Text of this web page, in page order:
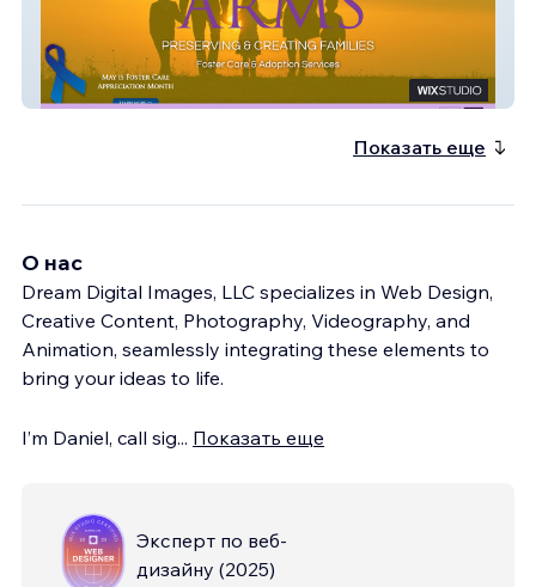
Operation Open Arms
Показать еще
О нас
Dream Digital Images, LLC specializes in Web Design,
Creative Content, Photography, Videography, and
Animation, seamlessly integrating these elements to
bring your ideas to life.
I’m Daniel, call sig... Показать еще
Эксперт по веб-
дизайну (2025)